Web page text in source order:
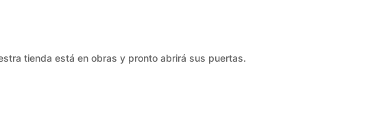
tienda está en obras y pronto abrirá sus puertas.